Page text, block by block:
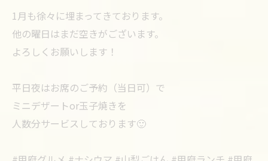
1月も徐々に埋まってきております。
他の曜日はまだ空きがございます。
よろしくお願いします！
平日夜はお席のご予約（当日可）で
ミニデザートor玉子焼きを
人数分サービスしております🙂